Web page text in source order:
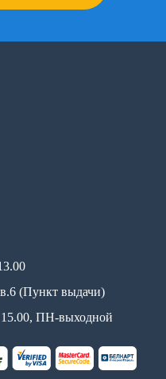
(Пункт выдачи)
ПН-выходной